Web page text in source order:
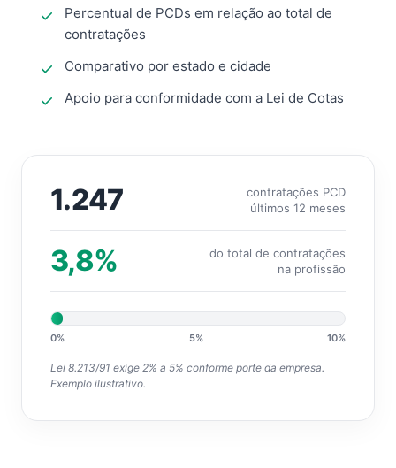
Percentual de PCDs em relação ao total de
contratações
Comparativo por estado e cidade
Apoio para conformidade com a Lei de Cotas
1.247
contratações PCD
últimos 12 meses
3,8%
do total de contratações
na profissão
0% 5% 10%
Lei 8.213/91 exige 2% a 5% conforme porte da empresa.
Exemplo ilustrativo.